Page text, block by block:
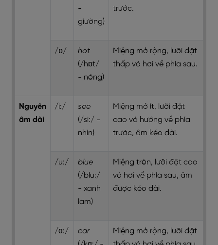
-
giường)
trước.
/ɒ/
hot
(/hɒt/
- nóng)
Miệng mở rộng, lưỡi đặt
thấp và hơi về phía sau.
Nguyên
âm dài
/i:/
see
(/si:/ -
nhìn)
Miệng mở ít, lưỡi đặt
cao và hướng về phía
trước, âm kéo dài.
/u:/
blue
(/blu:/
- xanh
lam)
Miệng tròn, lưỡi đặt cao
và hơi về phía sau, âm
được kéo dài.
/ɑ:/
car
Miệng mở rộng, lưỡi đặt